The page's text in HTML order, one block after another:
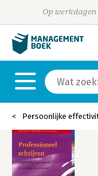
Op
Persoonlijke